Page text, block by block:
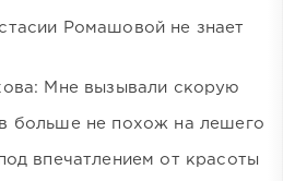
Ромашовой не знает
Мне вызывали скорую
больше не похож на лешего
впечатлением от красоты